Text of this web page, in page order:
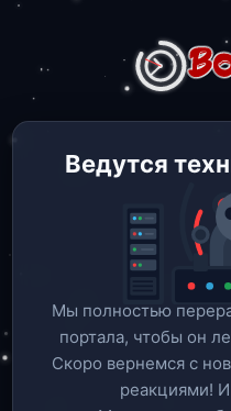
Ведутся
Мы полностью
портала, чтобы он
Скоро вернемся c
реакциями!